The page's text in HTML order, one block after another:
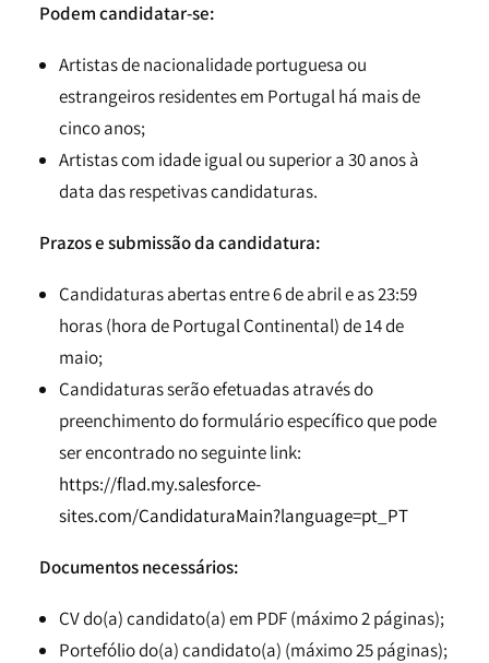
Podem candidatar-se:
Artistas de nacionalidade portuguesa ou
estrangeiros residentes em Portugal há mais de
cinco anos;
Artistas com idade igual ou superior a 30 anos à
data das respetivas candidaturas.
Prazos e submissão da candidatura:
Candidaturas abertas entre 6 de abril e as 23:59
horas (hora de Portugal Continental) de 14 de
maio;
Candidaturas serão efetuadas através do
preenchimento do formulário específico que pode
ser encontrado no seguinte link:
https://flad.my.salesforce-
sites.com/CandidaturaMain?language=pt_PT
Documentos necessários:
CV do(a) candidato(a) em PDF (máximo 2 páginas);
Portefólio do(a) candidato(a) (máximo 25 páginas);